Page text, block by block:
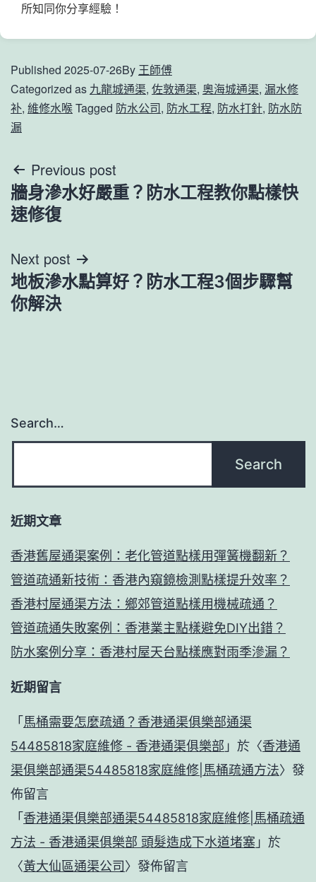
所知同你分享經驗！
Published 2025-07-26By 王師傅
Categorized as 九龍城通渠, 佐敦通渠, 奧海城通渠, 漏水修
补, 維修水喉Tagged 防水公司, 防水工程, 防水打針, 防水防
漏
文
章
覽
Previous post
牆身滲水好嚴重？防水工程教你點樣快
速修復
Next post
地板滲水點算好？防水工程3個步驟幫
你解決
Search…
近期文章
香港舊屋通渠案例：老化管道點樣用彈簧機翻新？
管道疏通新技術：香港內窺鏡檢測點樣提升效率？
香港村屋通渠方法：鄉郊管道點樣用機械疏通？
管道疏通失敗案例：香港業主點樣避免DIY出錯？
防水案例分享：香港村屋天台點樣應對雨季滲漏？
近期留言
「 馬桶需要怎麼疏通？香港通渠俱樂部通渠
54485818家庭維修 - 香港通渠俱樂部 」於〈香港通
渠俱樂部通渠54485818家庭維修|馬桶疏通方法〉發
佈留言
「 香港通渠俱樂部通渠54485818家庭維修|馬桶疏通
方法 - 香港通渠俱樂部 頭髮造成下水道堵塞 」於
〈黃大仙區通渠公司〉發佈留言